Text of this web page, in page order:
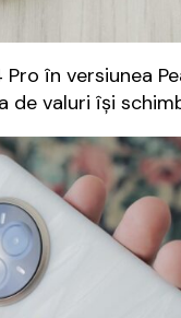
Pro în versiunea
de valuri își